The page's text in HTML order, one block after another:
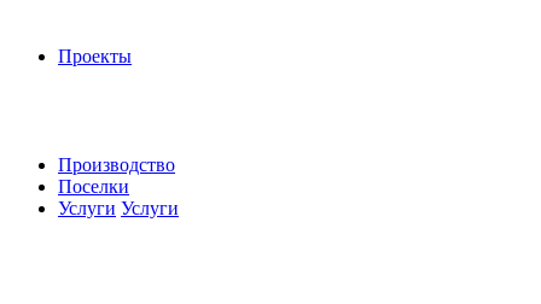
Проекты
Производство
Поселки
Услуги Услуги